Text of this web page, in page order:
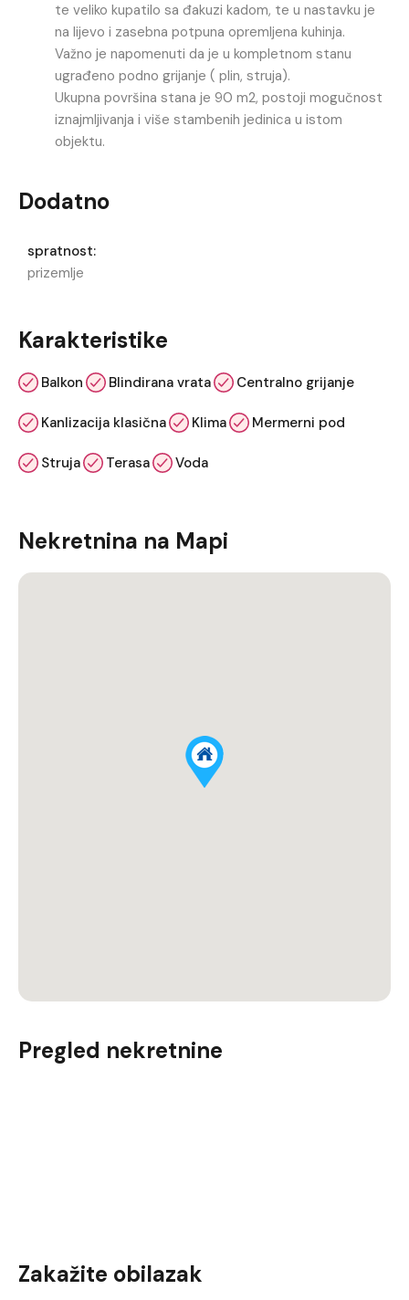
te veliko kupatilo sa đakuzi kadom, te u nastavku je
na lijevo i zasebna potpuna opremljena kuhinja.
Važno je napomenuti da je u kompletnom stanu
ugrađeno podno grijanje ( plin, struja).
Ukupna površina stana je 90 m2, postoji mogučnost
iznajmljivanja i više stambenih jedinica u istom
objektu.
Dodatno
spratnost:
prizemlje
Karakteristike
Balkon Blindirana vrata Centralno grijanje
Kanlizacija klasična Klima Mermerni pod
Struja Terasa Voda
Nekretnina na Mapi
Pregled nekretnine
Zakažite obilazak